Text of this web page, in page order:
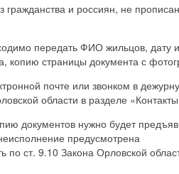
гражданства и россиян, не
передать ФИО жильцов, дату
копию страницы документа с
почте или звонком в
области в разделе
документов нужно будет
предусмотрена
по ст. 9.10 Закона Орловской